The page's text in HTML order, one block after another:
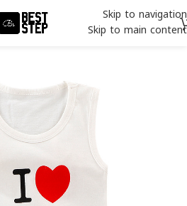
Skip to navigation
Skip to main content